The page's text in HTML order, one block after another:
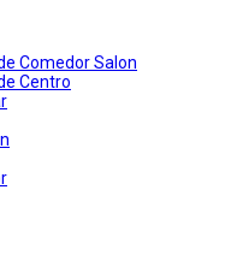
Comedor Salon
Centro